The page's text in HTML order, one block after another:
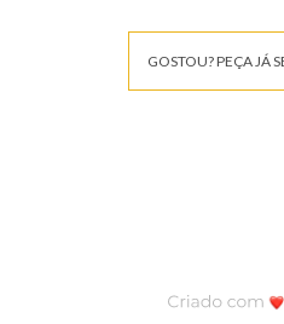
GOSTOU? PEÇA JÁ